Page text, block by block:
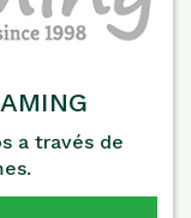
a través de